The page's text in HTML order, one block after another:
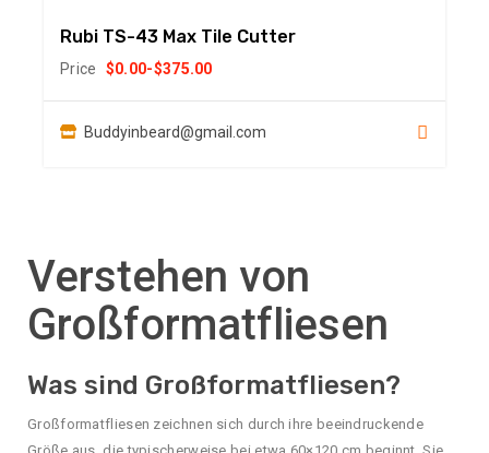
Rubi TS-43 Max Tile Cutter
Price $0.00-$375.00
Buddyinbeard@gmail.com
Verstehen von
Großformatfliesen
Was sind Großformatfliesen?
Großformatfliesen zeichnen sich durch ihre beeindruckende